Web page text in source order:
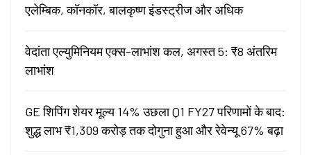
एलेम्बिक, कॉनकॉर, बालकृष्ण इंडस्ट्रीज और अधिक
वेदांता एल्युमिनियम एक्स-लाभांश कल, अगस्त 5: ₹8 अंतरिम
लाभांश
GE शिपिंग शेयर मूल्य 14% उछला Q1 FY27 परिणामों के बाद:
शुद्ध लाभ ₹1,309 करोड़ तक दोगुना हुआ और रेवेन्यू 67% बढ़ा